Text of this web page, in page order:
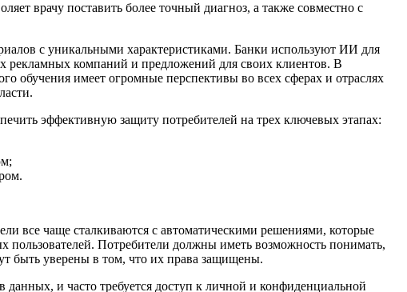
врачу поставить более точный диагноз, а также совместно с
с уникальными характеристиками. Банки используют ИИ для
рекламных компаний и предложений для своих клиентов. В
имеет огромные перспективы во всех сферах и отраслях
эффективную защиту потребителей на трех ключевых этапах:
все чаще сталкиваются с автоматическими решениями, которые
Потребители должны иметь возможность понимать,
быть уверены в том, что их права защищены.
и часто требуется доступ к личной и конфиденциальной